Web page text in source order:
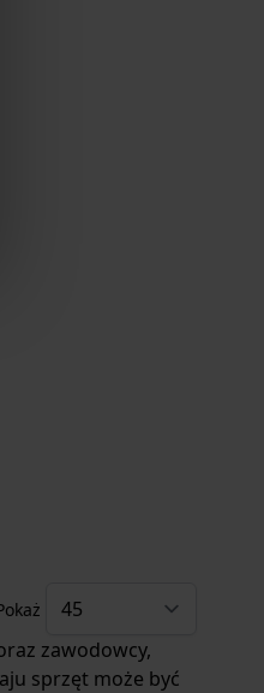
zawodowcy,
sprzęt może być